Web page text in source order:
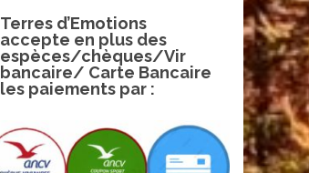
Terres d’Emotions
accepte en plus des
espèces/chèques/Vir
bancaire/ Carte Bancaire
les paiements par :